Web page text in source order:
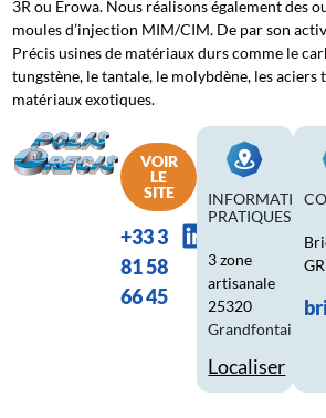
3R ou Erowa. Nous réalisons également des
moules d’injection MIM/CIM. De par son
Précis usines de matériaux durs comme le
tungstène, le tantale, le molybdène, les aciers
matériaux exotiques.
VOIR
LE
SITE
+33 3
81 58
66 45
INFORMATIONS
PRATIQUES
3 zone
artisanale
25320
Grandfontaine
Localiser